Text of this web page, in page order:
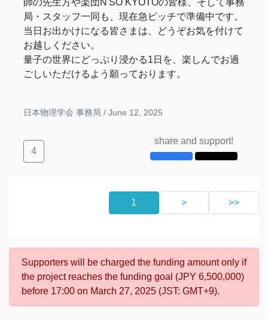
師の先生方や楽団N'SO KYOTOの皆様、そして事務
局・スタッフ一同も、現在急ピッチで準備中です。
当日お出かけになる皆さまは、どうぞお気を付けて
お越しください。
量子の世界にどっぷり浸かる1日を、楽しんでお過
ごしいただけるよう願っております。
日本物理学会 事務局 / June 12, 2025
4
share and support!
1 > >>
Supporters will be charged the funding amount only if
the project reaches the funding goal (JPY 6,500,000)
before 17:00 on March 27, 2025 (JST: GMT+9).